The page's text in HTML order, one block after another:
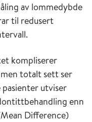
av lommedybde
til redusert
kompliserer
totalt sett ser
utviser
enn
Difference)